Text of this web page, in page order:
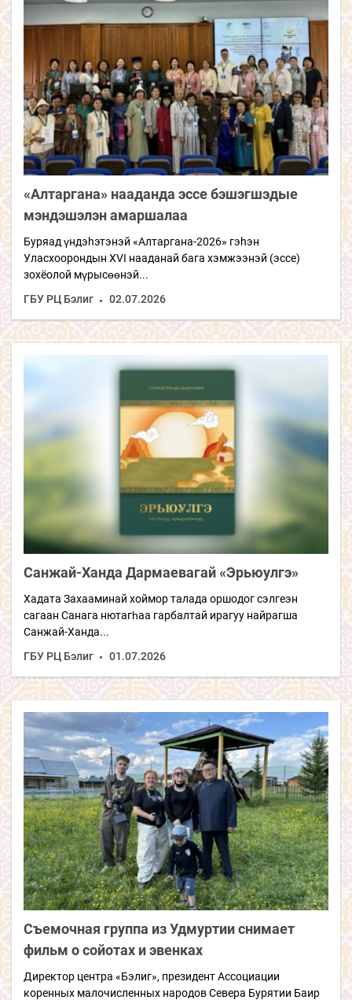
«Алтаргана» нааданда эссе бэшэгшэдые
мэндэшэлэн амаршалаа
Буряад үндэhэтэнэй «Алтаргана-2026» гэhэн
Уласхоорондын XVI нааданай бага хэмжээнэй (эссе)
зохёолой мүрысөөнэй...
ГБУ РЦ Бэлиг
02.07.2026
Санжай-Ханда Дармаевагай «Эрьюулгэ»
Хадата Захааминай хоймор талада оршодог сэлгеэн
сагаан Санага нютагһаа гарбалтай ирагуу найрагша
Санжай-Ханда...
ГБУ РЦ Бэлиг
01.07.2026
Съемочная группа из Удмуртии снимает
фильм о сойотах и эвенках
Директор центра «Бэлиг», президент Ассоциации
коренных малочисленных народов Севера Бурятии Баир